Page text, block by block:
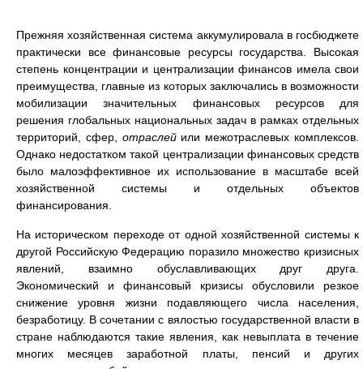
Прежняя хозяйственная система аккумулировала в госбюджете
практически все финансовые ресурсы государства. Высокая
степень концентрации и централизации финансов имела свои
преимущества, главные из которых заключались в возможности
мобилизации значительных финансовых ресурсов для
решения глобальных национальных задач в рамках отдельных
территорий, сфер, отраслейили межотраслевых комплексов.
Однако недостатком такой централизации финансовых средств
было малоэффективное их использование в масштабе всей
хозяйственной системы и отдельных объектов
финансирования.
На историческом переходе от одной хозяйственной системы к
другой Российскую Федерацию поразило множество кризисных
явлений, взаимно обуславливающих друг друга.
Экономический и финансовый кризисы обусловили резкое
снижение уровня жизни подавляющего числа населения,
безработицу. В сочетании с вялостью государственной власти в
стране наблюдаются такие явления, как невыплата в течение
многих месяцев заработной платы, пенсий и других